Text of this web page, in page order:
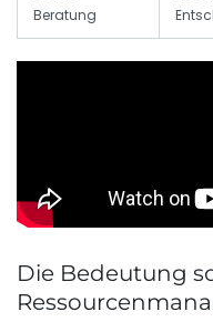
Beratung
Die Bedeutung